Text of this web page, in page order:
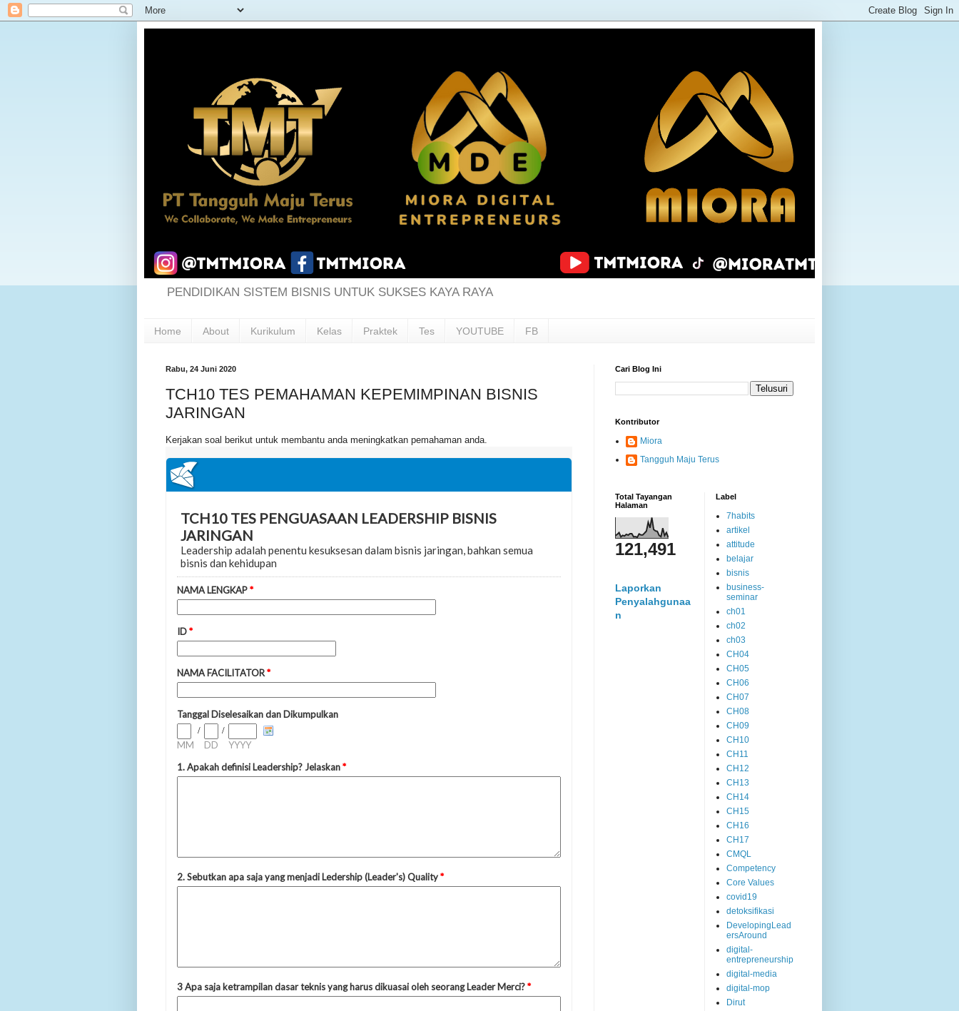
PENDIDIKAN SISTEM BISNIS UNTUK SUKSES KAYA RAYA
Home About Kurikulum Kelas Praktek Tes YOUTUBE FB
Rabu, 24 Juni 2020
TCH10 TES PEMAHAMAN KEPEMIMPINAN BISNIS
JARINGAN
Kerjakan soal berikut untuk membantu anda meningkatkan pemahaman anda.
Cari Blog Ini
Kontributor
Miora
Tangguh Maju Terus
Total Tayangan
Halaman
121,491
Laporkan
Penyalahgunaa
n
Label
7habits
artikel
attitude
belajar
bisnis
business-
seminar
ch01
ch02
ch03
CH04
CH05
CH06
CH07
CH08
CH09
CH10
CH11
CH12
CH13
CH14
CH15
CH16
CH17
CMQL
Competency
Core Values
covid19
detoksifikasi
DevelopingLead
ersAround
digital-
entrepreneurship
digital-media
digital-mop
Dirut